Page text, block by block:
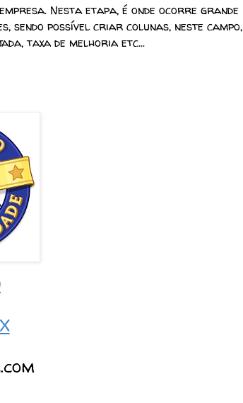
Nesta etapa, é onde ocorre grande
sendo possível criar colunas, neste campo,
taxa de melhoria etc...